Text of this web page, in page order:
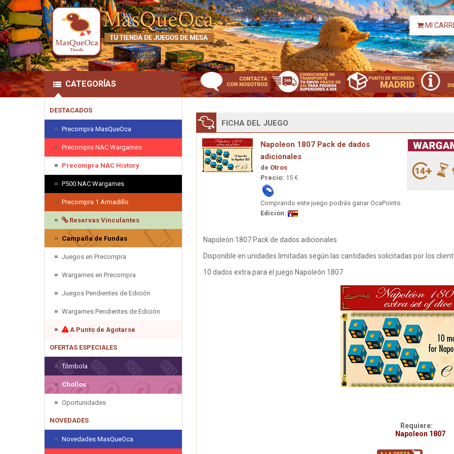
MI
CATEGORÍAS
DESTACADOS
Precompra MasQueOca
Precompra NAC Wargames
Precompra NAC History
P500 NAC Wargames
Precompra 1 Armadillo
Reservas Vinculantes
Campaña de Fundas
Juegos en Precompra
Wargames en Precompra
Juegos Pendientes de Edición
Wargames Pendientes de Edición
A Punto de Agotarse
OFERTAS ESPECIALES
Tómbola
Chollos
Oportunidades
NOVEDADES
Novedades MasQueOca
FICHA DEL JUEGO
Napoleon 1807 Pack de dados
adicionales
de Otros
Precio: 15 €
Comprando este juego podrás ganar OcaPoints.
Edición:
Napoleón 1807 Pack de dados adicionales
Disponible en unidades limitadas según las cantidades solicitadas por los
10 dados extra para el juego Napoleón 1807
Requiere:
Napoleon 1807